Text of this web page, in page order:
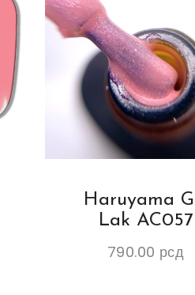
Haruyama
Lak AC057
790.00 рсд